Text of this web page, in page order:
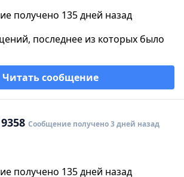
получено 135 дней назад
последнее из которых было
Читать сообщение
Сообщение получено 3 дней назад
получено 135 дней назад